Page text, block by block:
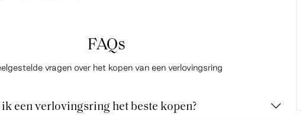
FAQs
vragen over het kopen van een verlovingsring
een verlovingsring het beste kopen?